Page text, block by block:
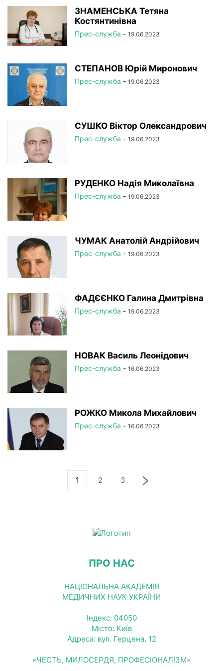
РЕЄСТР СТАТУТНІ ДОКУМЕНТИ УСТАНОВИ НАМН
ФОТОРЕПОРТАЖ ЦІКАВІ ПРОФЕСІЙНІ ВИПАДКИ
ЧЛЕНИ-КОРЕСПОНДЕНТИ
ЗНАМЕНСЬКА Тетяна
Костянтинівна
Прес-служба - 19.06.2023
СТЕПАНОВ Юрій Миронович
Прес-служба - 19.06.2023
СУШКО Віктор Олександрович
Прес-служба - 19.06.2023
РУДЕНКО Надія Миколаївна
Прес-служба - 19.06.2023
ЧУМАК Анатолій Андрійович
Прес-служба - 19.06.2023
ФАДЄЄНКО Галина Дмитрівна
Прес-служба - 19.06.2023
НОВАК Василь Леонідович
Прес-служба - 16.06.2023
РОЖКО Микола Михайлович
Прес-служба - 16.06.2023
1 2 3
ПРО НАС
НАЦІОНАЛЬНА АКАДЕМІЯ
МЕДИЧНИХ НАУК УКРАЇНИ
Індекс: 04050
Місто: Київ
Адреса: вул. Герцена, 12
«ЧЕСТЬ, МИЛОСЕРДЯ, ПРОФЕСІОНАЛІЗМ»